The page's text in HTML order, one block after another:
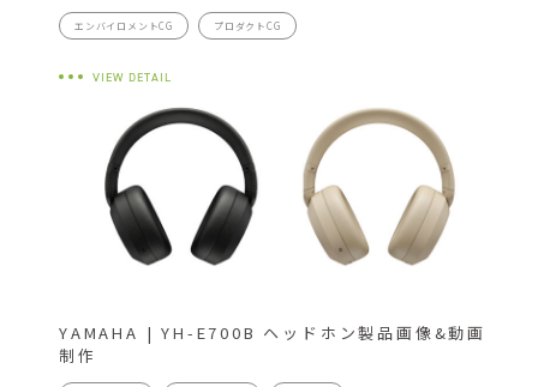
エンバイロメントCG プロダクトCG
VIEW DETAIL
YAMAHA | YH-E700B ヘッドホン製品画像&動画
制作